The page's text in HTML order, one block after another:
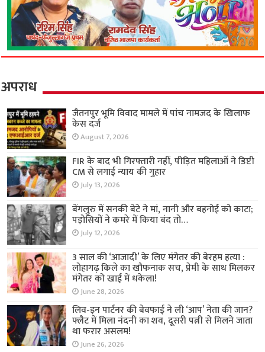
अपराध
जैतनपुर भूमि विवाद मामले में पांच नामजद के खिलाफ
केस दर्ज
August 7, 2026
FIR के बाद भी गिरफ्तारी नहीं, पीड़ित महिलाओं ने डिप्टी
CM से लगाई न्याय की गुहार
July 13, 2026
बेंगलुरु में सनकी बेटे ने मां, नानी और बहनोई को काटा;
पड़ोसियों ने कमरे में किया बंद तो…
July 12, 2026
3 साल की ‘आजादी’ के लिए मंगेतर की बेरहम हत्या :
लोहागढ़ किले का खौफनाक सच, प्रेमी के साथ मिलकर
मंगेतर को खाई में धकेला!
June 28, 2026
लिव-इन पार्टनर की बेवफाई ने ली ‘आप’ नेता की जान?
फ्लैट में मिला नंदनी का शव, दूसरी पत्नी से मिलने जाता
था फरार असलम!
June 26, 2026